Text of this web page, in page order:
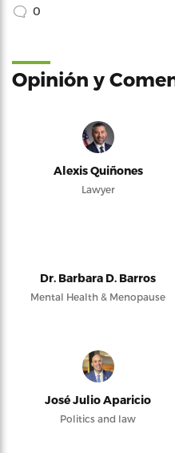
0
Opinión y
Alexis Quiñones
Lawyer
Dr. Barbara D. Barros
Mental Health & Menopause
José Julio Aparicio
Politics and law